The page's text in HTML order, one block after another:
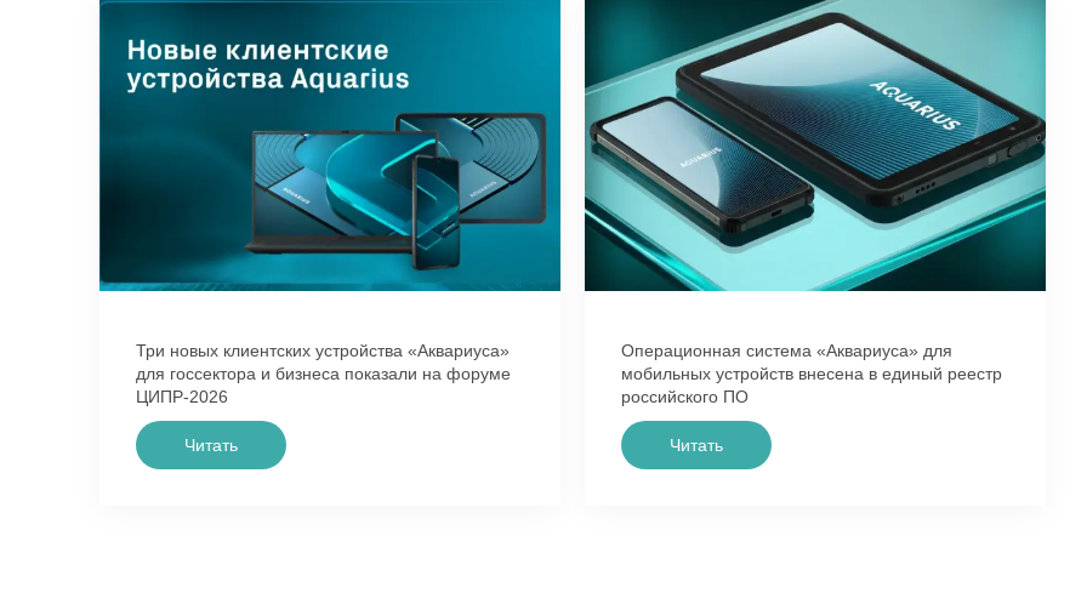
Три новых клиентских устройства «Аквариуса»
для госсектора и бизнеса показали на форуме
ЦИПР-2026
Читать
Операционная система «Аквариуса» для
мобильных устройств внесена в единый реестр
российского ПО
Читать